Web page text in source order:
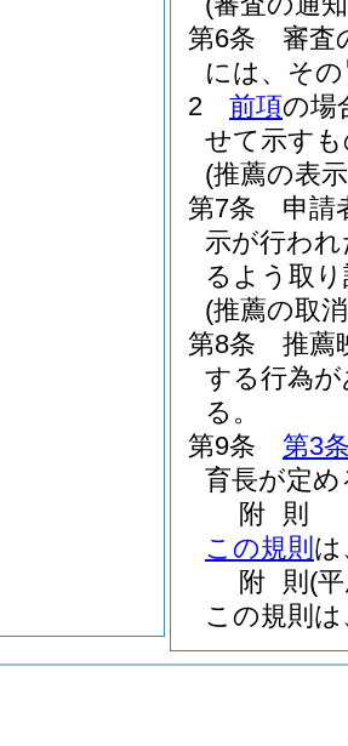
第6条
審査
には、そ
2
前項の場
せて示す
(推薦の表
第7条
申請
示が行わ
るよう取
(推薦の取
第8条
推薦
する行為
る。
第9条
第3
育長が定め
附 則
この規則 は
附 則 (
この規則